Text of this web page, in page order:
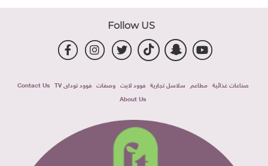
Follow US
صناعات غذائية مطاعم سلاسل تجارية فوود لايت وصفات فوود توداى TV
Contact Us
About Us